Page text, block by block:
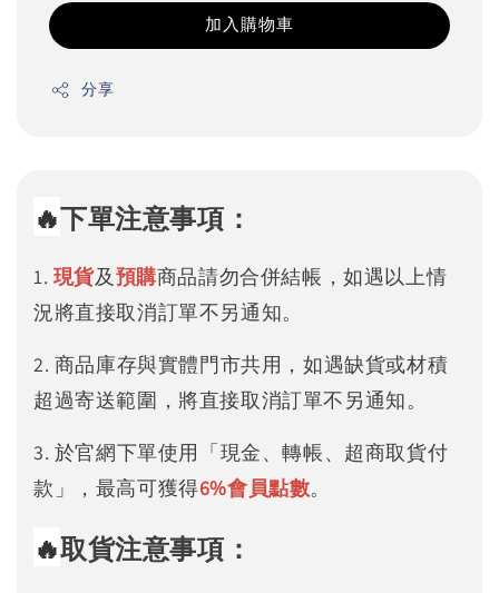
加入購物車
分享
🔥下單注意事項：
1. 現貨及預購商品請勿合併結帳，如遇以上情
況將直接取消訂單不另通知。
2. 商品庫存與實體門市共用，如遇缺貨或材積
超過寄送範圍，將直接取消訂單不另通知。
3. 於官網下單使用「現金、轉帳、超商取貨付
款」，最高可獲得6%會員點數。
🔥取貨注意事項：